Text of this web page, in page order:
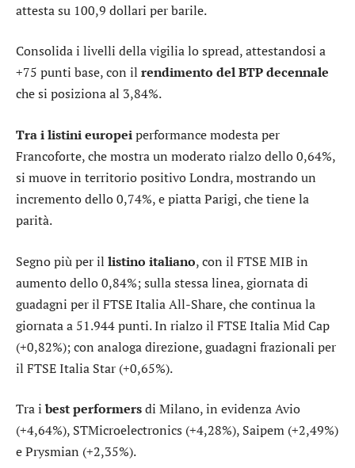
attesta su 100,9 dollari per barile.
Consolida i livelli della vigilia lospread, attestandosi a
+75 punti base, con il rendimento del BTP decennale
che si posiziona al 3,84%.
Tra i listini europeiperformance modesta per
Francoforte, che mostra un moderato rialzo dello 0,64%,
si muove in territorio positivoLondra, mostrando un
incremento dello 0,74%, e piattaParigi, che tiene la
parità.
Segno più per il listino italiano, con il FTSE MIB in
aumento dello 0,84%; sulla stessa linea, giornata di
guadagni per il FTSE Italia All-Share, che continua la
giornata a 51.944 punti. In rialzo il FTSE Italia Mid Cap
(+0,82%); con analoga direzione, guadagni frazionali per
il FTSE Italia Star (+0,65%).
Tra ibest performersdi Milano, in evidenzaAvio
(+4,64%), STMicroelectronics (+4,28%), Saipem (+2,49%)
ePrysmian (+2,35%).